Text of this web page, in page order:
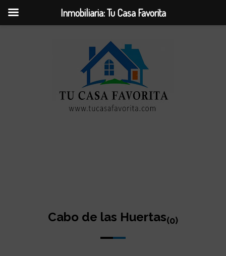
Cabo de las Huertas(0)
Inmobiliaria: Tu Casa Favorita